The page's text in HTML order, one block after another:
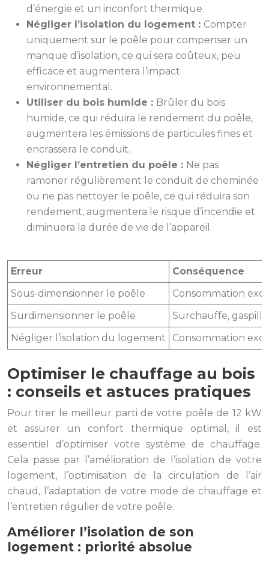
d’énergie et un inconfort thermique.
Négliger l’isolation du logement : Compter
uniquement sur le poêle pour compenser un
manque d’isolation, ce qui sera coûteux, peu
efficace et augmentera l’impact
environnemental.
Utiliser du bois humide : Brûler du bois
humide, ce qui réduira le rendement du poêle,
augmentera les émissions de particules fines et
encrassera le conduit.
Négliger l’entretien du poêle : Ne pas
ramoner régulièrement le conduit de cheminée
ou ne pas nettoyer le poêle, ce qui réduira son
rendement, augmentera le risque d’incendie et
diminuera la durée de vie de l’appareil.
Erreur
Conséquence
Sous-dimensionner le poêle
Consommation
Surdimensionner le poêle
Surchauffe,
Négliger l’isolation du logement
Consommation
Optimiser le chauffage au bois
: conseils et astuces pratiques
Pour tirer le meilleur parti de votre poêle de 12 kW
et assurer un confort thermique optimal, il est
essentiel d’optimiser votre système de chauffage.
Cela passe par l’amélioration de l’isolation de votre
logement, l’optimisation de la circulation de l’air
chaud, l’adaptation de votre mode de chauffage et
l’entretien régulier de votre poêle.
Améliorer l’isolation de son
logement : priorité absolue